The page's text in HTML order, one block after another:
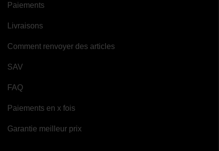
Paiements
Livraisons
Comment renvoyer des articles
SAV
FAQ
Paiements en x fois
Garantie meilleur prix